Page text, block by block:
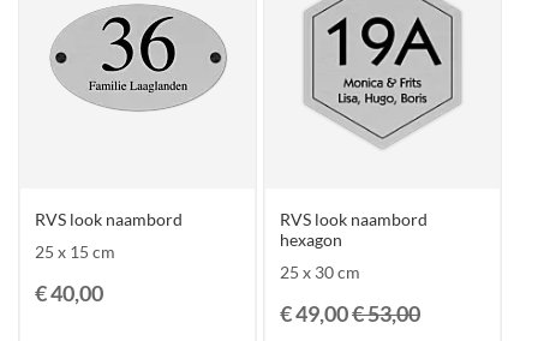
RVS look naambord
25 x 15 cm
€ 40,00
RVS look naambord
hexagon
25 x 30 cm
€ 49,00€ 53,00